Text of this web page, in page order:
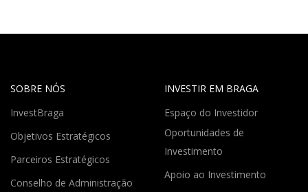
SOBRE NÓS
InvestBraga
Objetivos Estratégicos
Parceiros Estratégicos
Conselho de Administração
INVESTIR EM BRAGA
Espaço do Investidor
Oportunidades de
Investimento
Apoio ao Investimento